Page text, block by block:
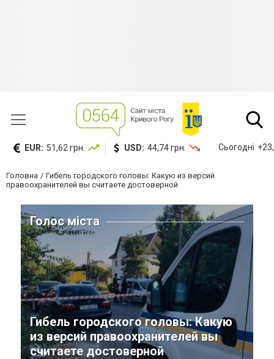
EUR: 51,62 грн. USD: 44,74 грн. Сьогодні
Головна
Гибель городского головы: Какую из версий
правоохранителей вы считаете достоверной
Голос міста
Гибель городского головы: Какую
из версий правоохранителей вы
считаете достоверной